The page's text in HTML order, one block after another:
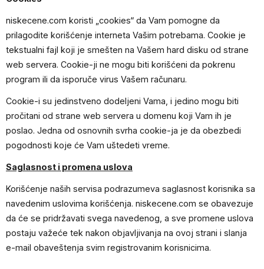
niskecene.com koristi „cookies“ da Vam pomogne da
prilagodite korišćenje interneta Vašim potrebama. Cookie je
tekstualni fajl koji je smešten na Vašem hard disku od strane
web servera. Cookie-ji ne mogu biti korišćeni da pokrenu
program ili da isporuče virus Vašem računaru.
Cookie-i su jedinstveno dodeljeni Vama, i jedino mogu biti
pročitani od strane web servera u domenu koji Vam ih je
poslao. Jedna od osnovnih svrha cookie-ja je da obezbedi
pogodnosti koje će Vam uštedeti vreme.
Saglasnost i promena uslova
Korišćenje naših servisa podrazumeva saglasnost korisnika sa
navedenim uslovima korišćenja. niskecene.com se obavezuje
da će se pridržavati svega navedenog, a sve promene uslova
postaju važeće tek nakon objavljivanja na ovoj strani i slanja
e-mail obaveštenja svim registrovanim korisnicima.